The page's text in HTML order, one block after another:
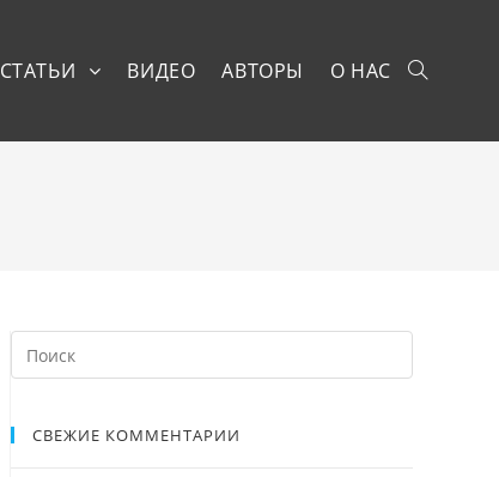
СТАТЬИ ВИДЕО АВТОРЫ О НАС
СВЕЖИЕ КОММЕНТАРИИ